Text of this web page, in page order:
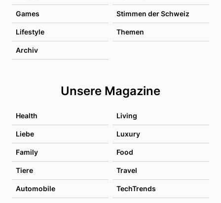
Games Stimmen der Schweiz
Lifestyle Themen
Archiv
Unsere Magazine
Health Living
Liebe Luxury
Family Food
Tiere Travel
Automobile TechTrends